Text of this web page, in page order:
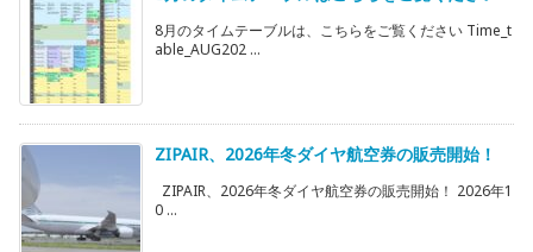
8月のタイムテーブルは、こちらをご覧ください Time_t
able_AUG202 ...
ZIPAIR、2026年冬ダイヤ航空券の販売開始！
ZIPAIR、2026年冬ダイヤ航空券の販売開始！ 2026年1
0 ...